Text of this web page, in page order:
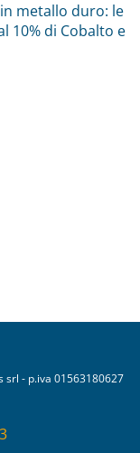
metallo duro: le
10% di Cobalto e
- p.iva 01563180627